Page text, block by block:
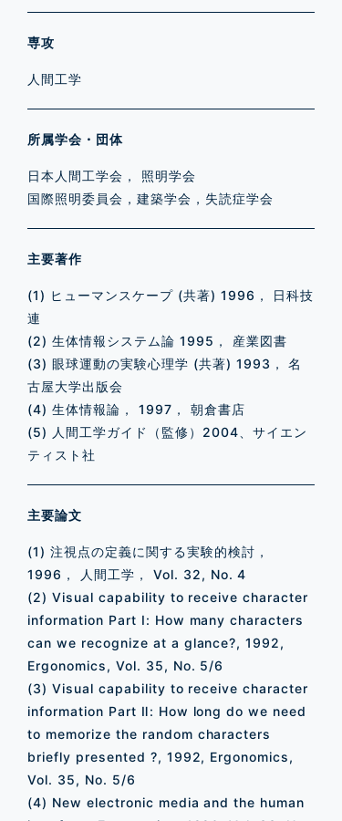
専攻
人間工学
所属学会・団体
日本人間工学会， 照明学会
国際照明委員会，建築学会，失読症学会
主要著作
(1) ヒューマンスケープ (共著) 1996， 日科技
連
(2) 生体情報システム論 1995， 産業図書
(3) 眼球運動の実験心理学 (共著) 1993， 名
古屋大学出版会
(4) 生体情報論， 1997， 朝倉書店
(5) 人間工学ガイド（監修）2004、サイエン
ティスト社
主要論文
(1) 注視点の定義に関する実験的検討，
1996， 人間工学， Vol. 32, No. 4
(2) Visual capability to receive character
information Part Ⅰ: How many characters
can we recognize at a glance?, 1992,
Ergonomics, Vol. 35, No. 5/6
(3) Visual capability to receive character
information Part Ⅱ: How long do we need
to memorize the random characters
briefly presented ?, 1992, Ergonomics,
Vol. 35, No. 5/6
(4) New electronic media and the human